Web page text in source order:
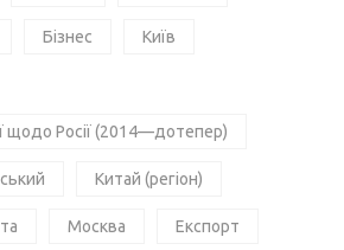
Бізнес Київ
щодо Росії (2014—дотепер)
Китай (регіон)
Москва Експорт